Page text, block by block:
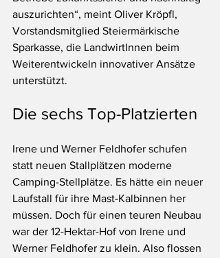
auszurichten“, meint Oliver Kröpfl,
Vorstandsmitglied Steiermärkische
Sparkasse, die LandwirtInnen beim
Weiterentwickeln innovativer Ansätze
unterstützt.
Die sechs Top-Platzierten
Irene und Werner Feldhofer schufen
statt neuen Stallplätzen moderne
Camping-Stellplätze. Es hätte ein neuer
Laufstall für ihre Mast-Kalbinnen her
müssen. Doch für einen teuren Neubau
war der 12-Hektar-Hof von Irene und
Werner Feldhofer zu klein. Also flossen